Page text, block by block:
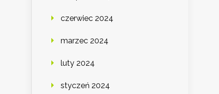
czerwiec 2024
marzec 2024
luty 2024
styczeń 2024